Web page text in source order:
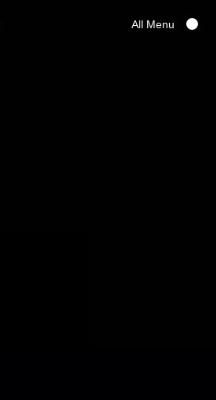
All Menu